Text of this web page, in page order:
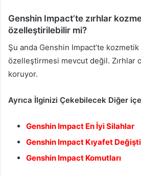
Genshin Impact’te zırhlar
özelleştirilebilir mi?
Şu anda Genshin Impact’te
özelleştirmesi mevcut değil. Zırhlar
koruyor.
Ayrıca İlginizi Çekebilecek Diğer
Genshin Impact En İyi Silahlar
Genshin Impact Kıyafet
Genshin Impact Komutları